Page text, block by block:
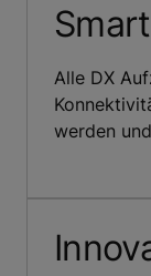
Alle DX
werden